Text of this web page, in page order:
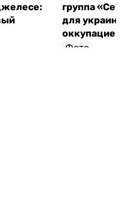
группа
для
оккупацией
Фото